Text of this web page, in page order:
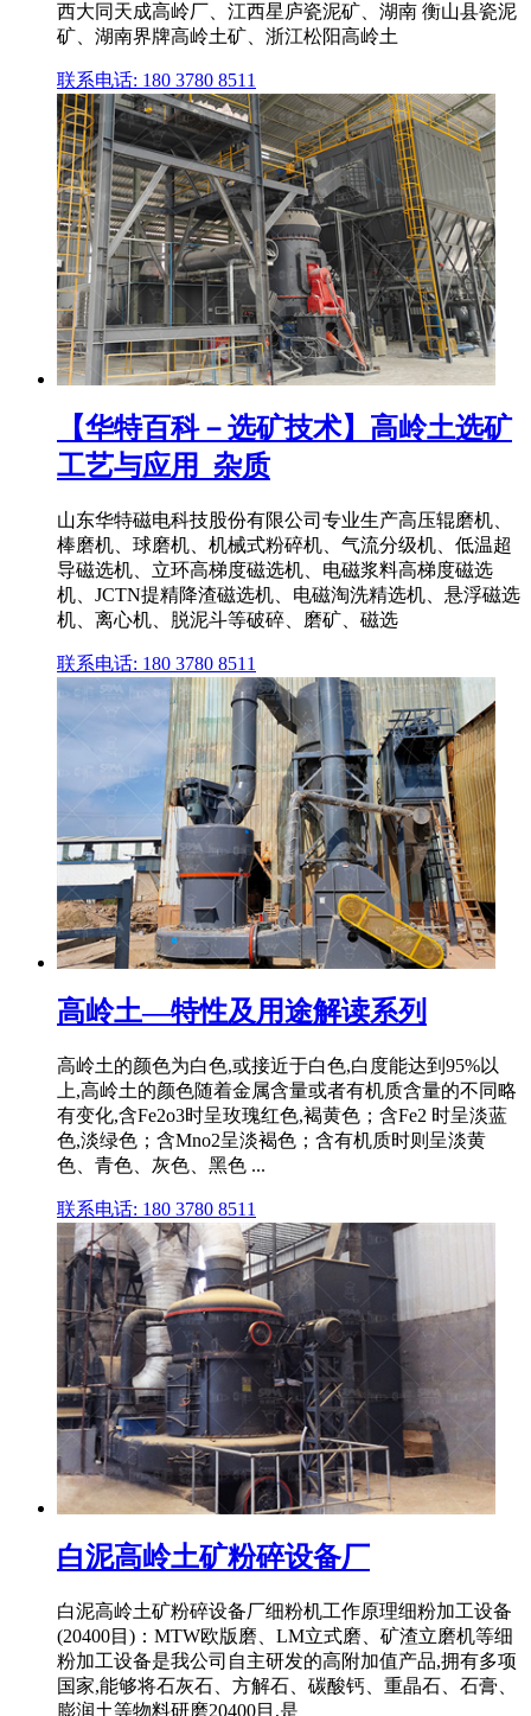
西大同天成高岭厂、江西星庐瓷泥矿、湖南 衡山县瓷泥
矿、湖南界牌高岭土矿、浙江松阳高岭土
联系电话: 180 3780 8511
【华特百科－选矿技术】高岭土选矿
工艺与应用_杂质
山东华特磁电科技股份有限公司专业生产高压辊磨机、
棒磨机、球磨机、机械式粉碎机、气流分级机、低温超
导磁选机、立环高梯度磁选机、电磁浆料高梯度磁选
机、JCTN提精降渣磁选机、电磁淘洗精选机、悬浮磁选
机、离心机、脱泥斗等破碎、磨矿、磁选
联系电话: 180 3780 8511
高岭土—特性及用途解读系列
高岭土的颜色为白色,或接近于白色,白度能达到95%以
上,高岭土的颜色随着金属含量或者有机质含量的不同略
有变化,含Fe2o3时呈玫瑰红色,褐黄色；含Fe2 时呈淡蓝
色,淡绿色；含Mno2呈淡褐色；含有机质时则呈淡黄
色、青色、灰色、黑色 ...
联系电话: 180 3780 8511
白泥高岭土矿粉碎设备厂
白泥高岭土矿粉碎设备厂细粉机工作原理细粉加工设备
(20400目)：MTW欧版磨、LM立式磨、矿渣立磨机等细
粉加工设备是我公司自主研发的高附加值产品,拥有多项
国家,能够将石灰石、方解石、碳酸钙、重晶石、石膏、
膨润土等物料研磨20400目,是